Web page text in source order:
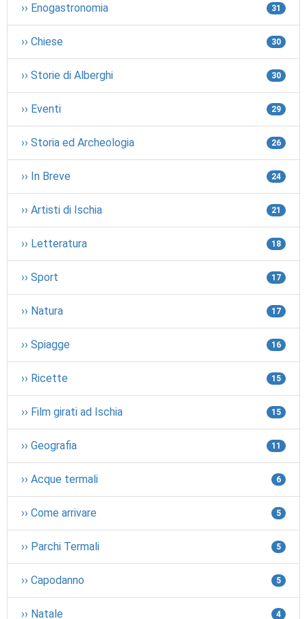
›› Enogastronomia 31
›› Chiese 30
›› Storie di Alberghi 30
›› Eventi 29
›› Storia ed Archeologia 26
›› In Breve 24
›› Artisti di Ischia 21
›› Letteratura 18
›› Sport 17
›› Natura 17
›› Spiagge 16
›› Ricette 15
›› Film girati ad Ischia 15
›› Geografia 11
›› Acque termali 6
›› Come arrivare 5
›› Parchi Termali 5
›› Capodanno 5
›› Natale 4